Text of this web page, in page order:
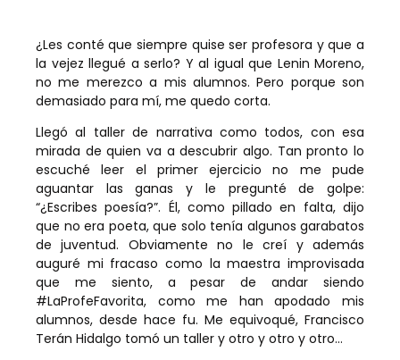
¿Les conté que siempre quise ser profesora y que a
la vejez llegué a serlo? Y al igual que Lenin Moreno,
no me merezco a mis alumnos. Pero porque son
demasiado para mí, me quedo corta.
Llegó al taller de narrativa como todos, con esa
mirada de quien va a descubrir algo. Tan pronto lo
escuché leer el primer ejercicio no me pude
aguantar las ganas y le pregunté de golpe:
“¿Escribes poesía?”. Él, como pillado en falta, dijo
que no era poeta, que solo tenía algunos garabatos
de juventud. Obviamente no le creí y además
auguré mi fracaso como la maestra improvisada
que me siento, a pesar de andar siendo
#LaProfeFavorita, como me han apodado mis
alumnos, desde hace fu. Me equivoqué, Francisco
Terán Hidalgo tomó un taller y otro y otro y otro…